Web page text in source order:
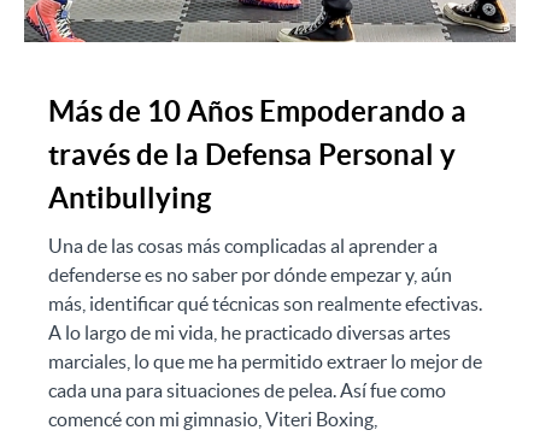
Más de 10 Años Empoderando a
través de la Defensa Personal y
Antibullying
Una de las cosas más complicadas al aprender a
defenderse es no saber por dónde empezar y, aún
más, identificar qué técnicas son realmente efectivas.
A lo largo de mi vida, he practicado diversas artes
marciales, lo que me ha permitido extraer lo mejor de
cada una para situaciones de pelea. Así fue como
comencé con mi gimnasio, Viteri Boxing,